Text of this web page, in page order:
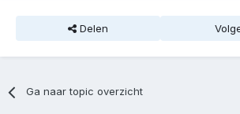
Delen
Ga naar topic overzicht